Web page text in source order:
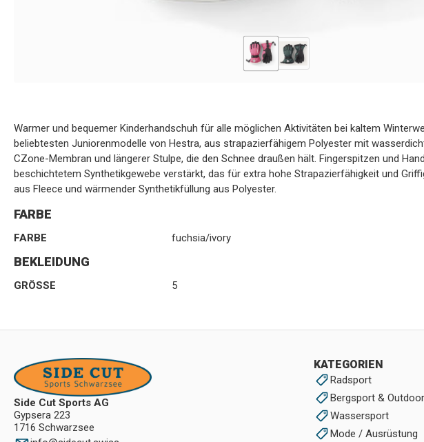
Warmer und bequemer Kinderhandschuh für alle möglichen Aktivitäten bei kaltem
beliebtesten Juniorenmodelle von Hestra, aus strapazierfähigem Polyester mit
CZone-Membran und längerer Stulpe, die den Schnee draußen hält. Fingerspitzen und
beschichtetem Synthetikgewebe verstärkt, das für extra hohe Strapazierfähigkeit und
aus Fleece und wärmender Synthetikfüllung aus Polyester.
FARBE
FARBE fuchsia/ivory
BEKLEIDUNG
GRÖSSE 5
Side Cut Sports AG
Gypsera 223
1716 Schwarzsee
KATEGORIEN
Radsport
Bergsport & Outdoor
Wassersport
Mode / Ausrüstung